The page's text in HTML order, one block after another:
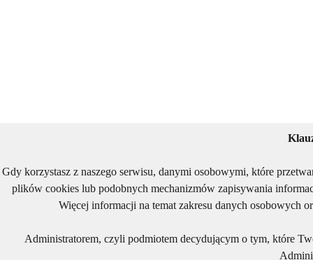
Gdy korzystasz z naszego serwisu, danymi osobowymi, które
plików cookies lub podobnych mechanizmów zapisywania
Więcej informacji na temat zakresu danych osobowych
Administratorem, czyli podmiotem decydującym o tym, które